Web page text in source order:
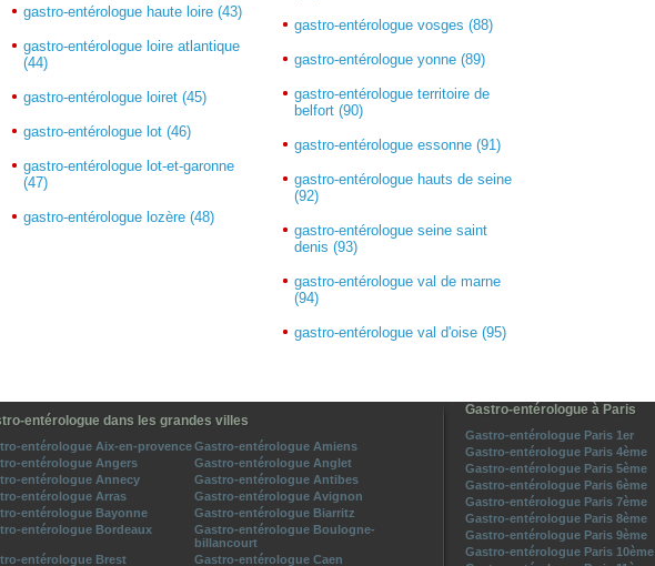
gastro-entérologue haute loire (43)
gastro-entérologue loire atlantique
(44)
gastro-entérologue loiret (45)
gastro-entérologue lot (46)
gastro-entérologue lot-et-garonne
(47)
gastro-entérologue lozère (48)
gastro-entérologue vosges (88)
gastro-entérologue yonne (89)
gastro-entérologue territoire de
belfort (90)
gastro-entérologue essonne (91)
gastro-entérologue hauts de seine
(92)
gastro-entérologue seine saint
denis (93)
gastro-entérologue val de marne
(94)
gastro-entérologue val d'oise (95)
entérologue dans les grandes villes
entérologue Aix-en-provenceGastro-entérologue Amiens
entérologue Angers
Gastro-entérologue Anglet
entérologue Annecy
Gastro-entérologue Antibes
entérologue Arras
Gastro-entérologue Avignon
entérologue Bayonne
Gastro-entérologue Biarritz
entérologue Bordeaux
Gastro-entérologue Boulogne-
billancourt
entérologue Brest
Gastro-entérologue Caen
Gastro-entérologue à Paris
Gastro-entérologue Paris 1er
Gastro-entérologue Paris 4ème
Gastro-entérologue Paris 5ème
Gastro-entérologue Paris 6ème
Gastro-entérologue Paris 7ème
Gastro-entérologue Paris 8ème
Gastro-entérologue Paris 9ème
Gastro-entérologue Paris 10ème